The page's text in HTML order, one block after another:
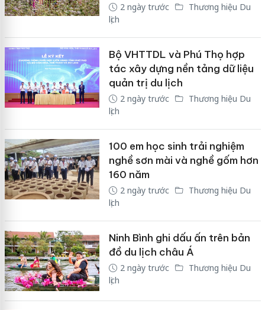
2 ngày trước
Thương hiệu Du
lịch
Bộ VHTTDL và Phú Thọ hợp
tác xây dựng nền tảng dữ liệu
quản trị du lịch
2 ngày trước
Thương hiệu Du
lịch
100 em học sinh trải nghiệm
nghề sơn mài và nghề gốm hơn
160 năm
2 ngày trước
Thương hiệu Du
lịch
Ninh Bình ghi dấu ấn trên bản
đồ du lịch châu Á
2 ngày trước
Thương hiệu Du
lịch